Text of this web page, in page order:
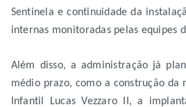
Sentinela e continuidade da
internas monitoradas pelas equipes
Além disso, a administração já
médio prazo, como a construção da
Infantil Lucas Vezzaro II, a